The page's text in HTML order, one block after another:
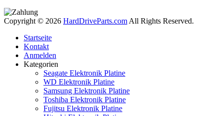
Copyright © 2026 HardDriveParts.com All Rights Reserved.
Startseite
Kontakt
Anmelden
Kategorien
Seagate Elektronik Platine
WD Elektronik Platine
Samsung Elektronik Platine
Toshiba Elektronik Platine
Fujitsu Elektronik Platine